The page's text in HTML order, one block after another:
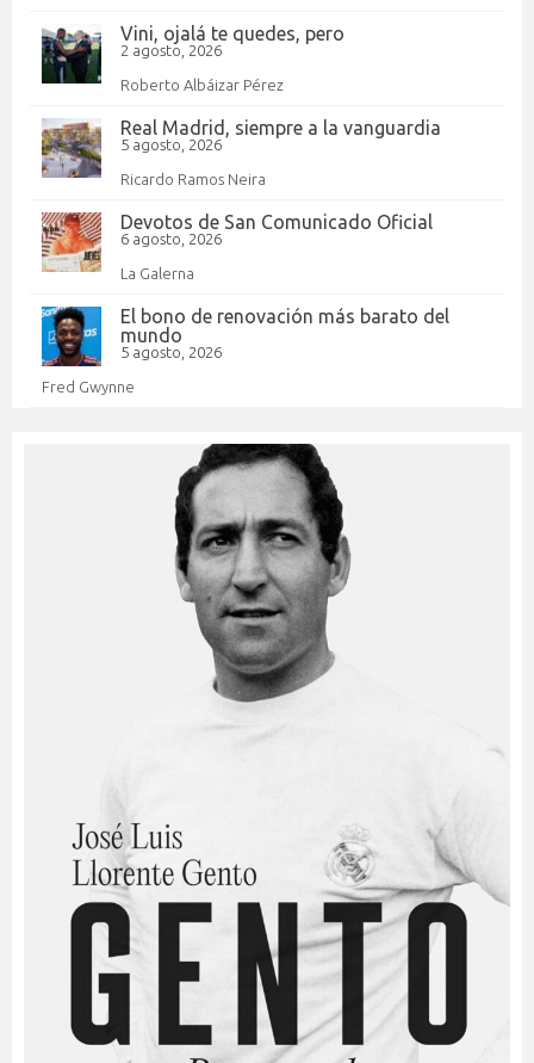
Vini, ojalá te quedes, pero
2 agosto, 2026
Roberto Albáizar Pérez
Real Madrid, siempre a la vanguardia
5 agosto, 2026
Ricardo Ramos Neira
Devotos de San Comunicado Oficial
6 agosto, 2026
La Galerna
El bono de renovación más barato del
mundo
5 agosto, 2026
Fred Gwynne